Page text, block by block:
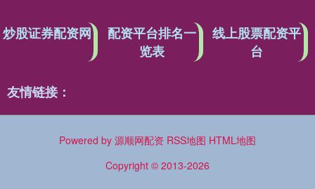
炒股证券配资网
配资平台排名一
览表
线上股票配资平
台
友情链接：
Powered by 源顺网配资 RSS地图 HTML地图
Copyright © 2013-2026